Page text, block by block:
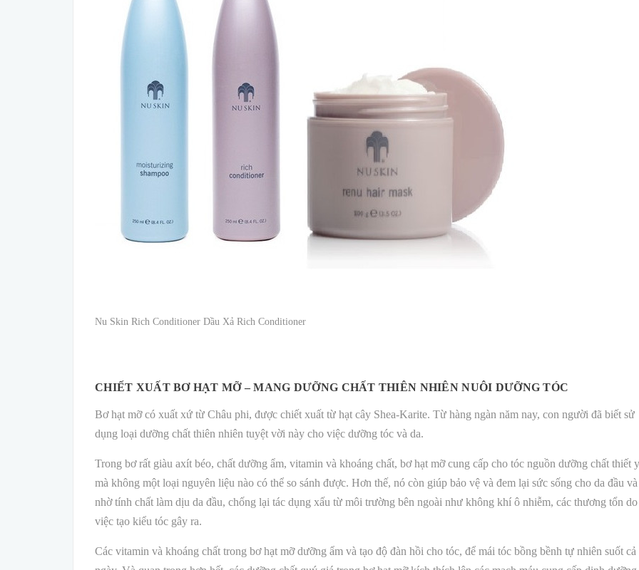
Nu Skin Rich Conditioner Dầu Xả Rich Conditioner
CHIẾT XUẤT BƠ HẠT MỠ – MANG DƯỠNG CHẤT THIÊN NHIÊN NUÔI DƯỠNG TÓC
Bơ hạt mỡ có xuất xứ từ Châu phi, được chiết xuất từ hạt cây Shea-Karite. Từ hàng ngàn năm nay, con người đã biết sử
dụng loại dưỡng chất thiên nhiên tuyệt vời này cho việc dưỡng tóc và da.
Trong bơ rất giàu axít béo, chất dưỡng ẩm, vitamin và khoáng chất, bơ hạt mỡ cung cấp cho tóc nguồn dưỡng chất thiết
mà không một loại nguyên liệu nào có thể so sánh được. Hơn thế, nó còn giúp bảo vệ và đem lại sức sống cho da đầu
nhờ tính chất làm dịu da đầu, chống lại tác dụng xấu từ môi trường bên ngoài như không khí ô nhiễm, các thương tổn do
việc tạo kiểu tóc gây ra.
Các vitamin và khoáng chất trong bơ hạt mỡ dưỡng ẩm và tạo độ đàn hồi cho tóc, để mái tóc bồng bềnh tự nhiên suốt cả